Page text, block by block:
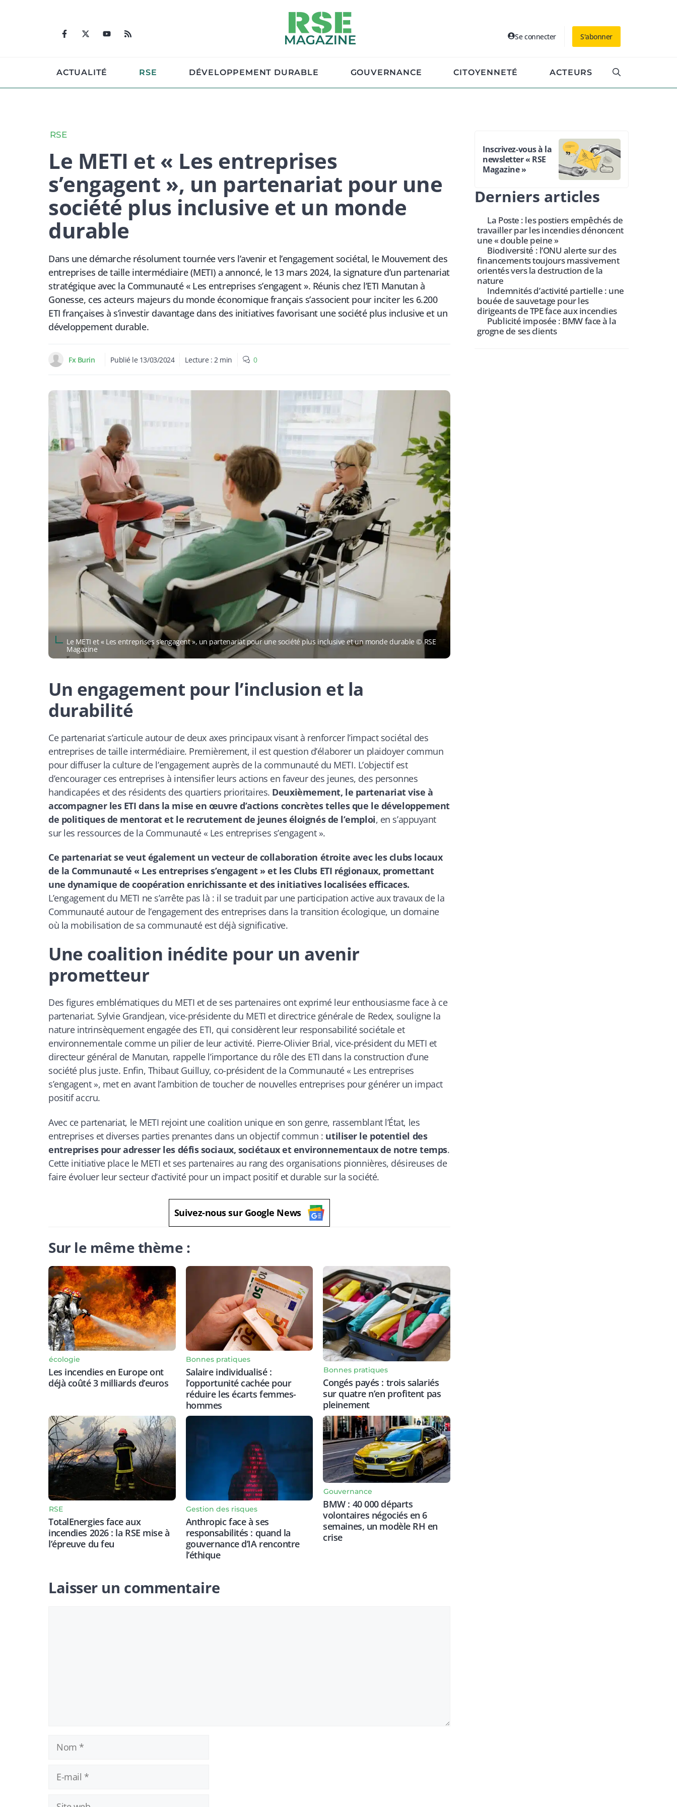
Se connecter S'abonner
ACTUALITÉ RSE DÉVELOPPEMENT DURABLE GOUVERNANCE CITOYENNETÉ ACTEURS
RSE
Le METI et « Les entreprises
s’engagent », un partenariat pour une
société plus inclusive et un monde
durable
Dans une démarche résolument tournée vers l’avenir et l’engagement sociétal, le Mouvement des
entreprises de taille intermédiaire (METI) a annoncé, le 13 mars 2024, la signature d’un partenariat
stratégique avec la Communauté « Les entreprises s’engagent ». Réunis chez l’ETI Manutan à
Gonesse, ces acteurs majeurs du monde économique français s’associent pour inciter les 6.200
ETI françaises à s’investir davantage dans des initiatives favorisant une société plus inclusive et un
développement durable.
Fx Burin Publié le 13/03/2024 Lecture : 2 min 0
Le METI et « Les entreprises s’engagent », un partenariat pour une société plus inclusive et un monde durable © RSE
Magazine
Un engagement pour l’inclusion et la
durabilité
Ce partenariat s’articule autour de deux axes principaux visant à renforcer l’impact sociétal des
entreprises de taille intermédiaire. Premièrement, il est question d’élaborer un plaidoyer commun
pour diffuser la culture de l’engagement auprès de la communauté du METI. L’objectif est
d’encourager ces entreprises à intensifier leurs actions en faveur des jeunes, des personnes
handicapées et des résidents des quartiers prioritaires. Deuxièmement, le partenariat vise à
accompagner les ETI dans la mise en œuvre d’actions concrètes telles que le développement
de politiques de mentorat et le recrutement de jeunes éloignés de l’emploi, en s’appuyant
sur les ressources de la Communauté « Les entreprises s’engagent ».
Ce partenariat se veut également un vecteur de collaboration étroite avec les clubs locaux
de la Communauté « Les entreprises s’engagent » et les Clubs ETI régionaux, promettant
une dynamique de coopération enrichissante et des initiatives localisées efficaces.
L’engagement du METI ne s’arrête pas là : il se traduit par une participation active aux travaux de la
Communauté autour de l’engagement des entreprises dans la transition écologique, un domaine
où la mobilisation de sa communauté est déjà significative.
Une coalition inédite pour un avenir
prometteur
Des figures emblématiques du METI et de ses partenaires ont exprimé leur enthousiasme face à ce
partenariat. Sylvie Grandjean, vice-présidente du METI et directrice générale de Redex, souligne la
nature intrinsèquement engagée des ETI, qui considèrent leur responsabilité sociétale et
environnementale comme un pilier de leur activité. Pierre-Olivier Brial, vice-président du METI et
directeur général de Manutan, rappelle l’importance du rôle des ETI dans la construction d’une
société plus juste. Enfin, Thibaut Guilluy, co-président de la Communauté « Les entreprises
s’engagent », met en avant l’ambition de toucher de nouvelles entreprises pour générer un impact
positif accru.
Avec ce partenariat, le METI rejoint une coalition unique en son genre, rassemblant l’État, les
entreprises et diverses parties prenantes dans un objectif commun : utiliser le potentiel des
entreprises pour adresser les défis sociaux, sociétaux et environnementaux de notre temps.
Cette initiative place le METI et ses partenaires au rang des organisations pionnières, désireuses de
faire évoluer leur secteur d’activité pour un impact positif et durable sur la société.
Suivez-nous sur Google News
Sur le même thème :
écologie
Les incendies en Europe ont
déjà coûté 3 milliards d’euros
Bonnes pratiques
Salaire individualisé :
l’opportunité cachée pour
réduire les écarts femmes-
hommes
Bonnes pratiques
Congés payés : trois salariés
sur quatre n’en profitent pas
pleinement
RSE
TotalEnergies face aux
incendies 2026 : la RSE mise à
l’épreuve du feu
Gestion des risques
Anthropic face à ses
responsabilités : quand la
gouvernance d’IA rencontre
l’éthique
Gouvernance
BMW : 40 000 départs
volontaires négociés en 6
semaines, un modèle RH en
crise
Laisser un commentaire
Nom
mail
Site
Inscrivez-vous à la
newsletter « RSE
Magazine »
Derniers articles
La Poste : les postiers empêchés de
travailler par les incendies dénoncent
une « double peine »
Biodiversité : l’ONU alerte sur des
financements toujours massivement
orientés vers la destruction de la
nature
Indemnités d’activité partielle : une
bouée de sauvetage pour les
dirigeants de TPE face aux incendies
Publicité imposée : BMW face à la
grogne de ses clients